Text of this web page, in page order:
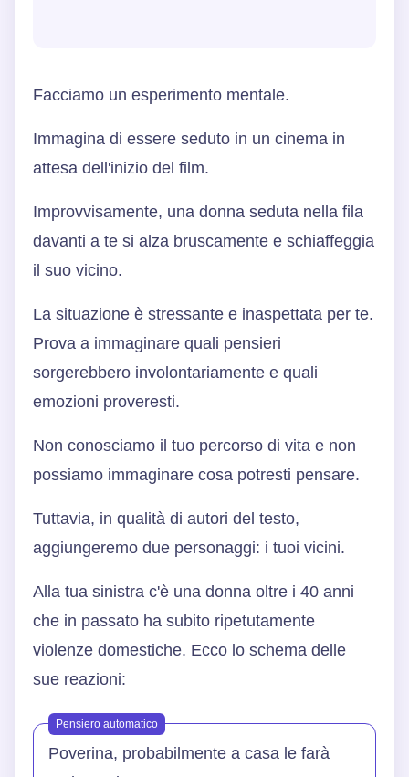
Facciamo un esperimento mentale.
Immagina di essere seduto in un cinema in
attesa dell'inizio del film.
Improvvisamente, una donna seduta nella fila
davanti a te si alza bruscamente e schiaffeggia
il suo vicino.
La situazione è stressante e inaspettata per te.
Prova a immaginare quali pensieri
sorgerebbero involontariamente e quali
emozioni proveresti.
Non conosciamo il tuo percorso di vita e non
possiamo immaginare cosa potresti pensare.
Tuttavia, in qualità di autori del testo,
aggiungeremo due personaggi: i tuoi vicini.
Alla tua sinistra c'è una donna oltre i 40 anni
che in passato ha subito ripetutamente
violenze domestiche. Ecco lo schema delle
sue reazioni:
Pensiero automatico
Poverina, probabilmente a casa le farà